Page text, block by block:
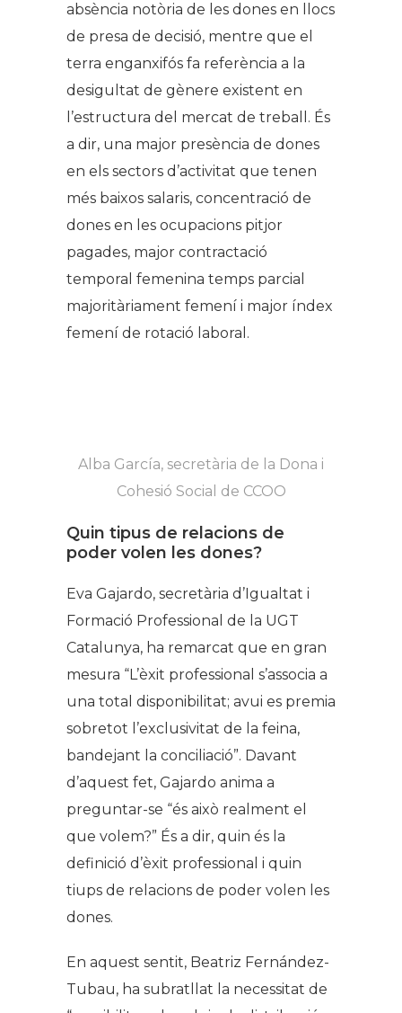
absència notòria de les dones en llocs
de presa de decisió, mentre que el
terra enganxifós fa referència a la
desigultat de gènere existent en
l’estructura del mercat de treball. És
a dir, una major presència de dones
en els sectors d’activitat que tenen
més baixos salaris, concentració de
dones en les ocupacions pitjor
pagades, major contractació
temporal femenina temps parcial
majoritàriament femení i major índex
femení de rotació laboral.
Alba García, secretària de la Dona i
Cohesió Social de CCOO
Quin tipus de relacions de
poder volen les dones?
Eva Gajardo, secretària d’Igualtat i
Formació Professional de la UGT
Catalunya, ha remarcat que en gran
mesura “L’èxit professional s’associa a
una total disponibilitat; avui es premia
sobretot l’exclusivitat de la feina,
bandejant la conciliació”. Davant
d’aquest fet, Gajardo anima a
preguntar-se “és això realment el
que volem?” És a dir, quin és la
definició d’èxit professional i quin
tiups de relacions de poder volen les
dones.
En aquest sentit, Beatriz Fernández-
Tubau, ha subratllat la necessitat de